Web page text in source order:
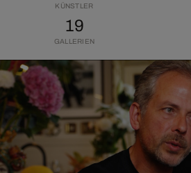
KÜNSTLER
19
GALLERIEN